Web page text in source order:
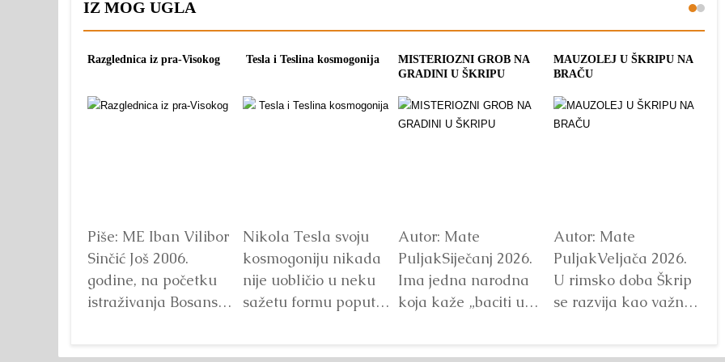
IZ MOG UGLA
Razglednica iz pra-Visokog
Piše: ME Iban Vilibor
Sinčić Još 2006.
godine, na početku
istraživanja Bosanske
Tesla i Teslina kosmogonija
Nikola Tesla svoju
kosmogoniju nikada
nije uobličio u neku
sažetu formu poput
MISTERIOZNI GROB NA
GRADINI U ŠKRIPU
Autor: Mate
PuljakSiječanj 2026.
Ima jedna narodna
koja kaže „baciti u
MAUZOLEJ U ŠKRIPU NA
BRAČU
Autor: Mate
PuljakVeljača 2026.
U rimsko doba Škrip
se razvija kao važno